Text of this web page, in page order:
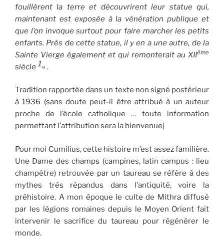
fouillèrent la terre et découvrirent leur statue qui,
maintenant est exposée à la vénération publique et
que l’on invoque surtout pour faire marcher les petits
enfants. Prés de cette statue, il y en a une autre, de la
Sainte Vierge également et qui remonterait au XIIème
siècle 1« .
Tradition rapportée dans un texte non signé postérieur
à 1936 (sans doute peut-il être attribué à un auteur
proche de l’école catholique … toute information
permettant l’attribution sera la bienvenue)
Pour moi Cumilius, cette histoire m’est assez familière.
Une Dame des champs (campines, latin campus : lieu
champêtre) retrouvée par un taureau se réfère à des
mythes trés répandus dans l’antiquité, voire la
préhistoire. A mon époque le culte de Mithra diffusé
par les légions romaines depuis le Moyen Orient fait
intervenir le sacrifice du taureau pour régénérer le
monde.